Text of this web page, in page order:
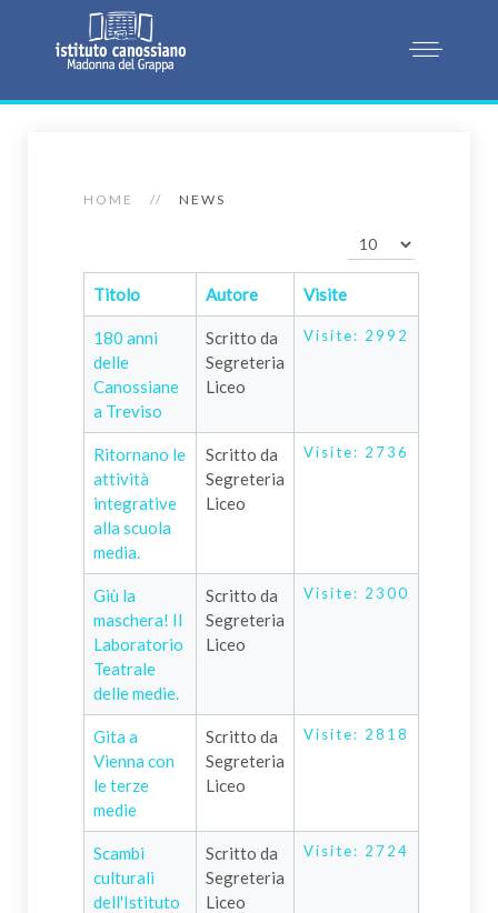
HOME NEWS
Visualizza n.
Titolo Autore Visite
180 anni
delle
Canossiane
a Treviso
Scritto da
Segreteria
Liceo
Visite: 2992
Ritornano le
attività
integrative
alla scuola
media.
Scritto da
Segreteria
Liceo
Visite: 2736
Giù la
maschera! Il
Laboratorio
Teatrale
delle medie.
Scritto da
Segreteria
Liceo
Visite: 2300
Gita a
Vienna con
le terze
medie
Scritto da
Segreteria
Liceo
Visite: 2818
Scambi
culturali
dell'Istituto
Scritto da
Segreteria
Liceo
Visite: 2724